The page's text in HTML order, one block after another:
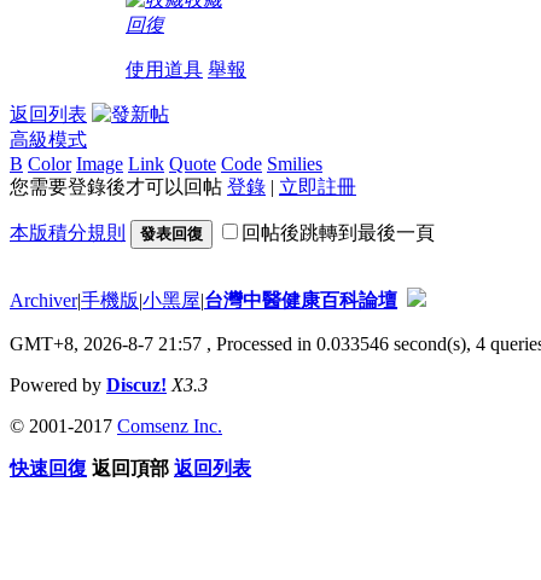
回復
使用道具 舉報
返回列表
高級模式
B Color Image Link Quote Code Smilies
您需要登錄後才可以回帖 登錄 | 立即註冊
本版積分規則 發表回復 回帖後跳轉到最後一頁
Archiver|手機版|小黑屋|台灣中醫健康百科論壇
GMT+8, 2026-8-7 21:57 , Processed in 0.033546 second(s), 4
Powered by Discuz! X3.3
© 2001-2017 Comsenz Inc.
快速回復 返回頂部 返回列表